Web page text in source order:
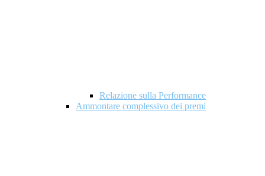
Relazione sulla Performance
Ammontare complessivo dei premi